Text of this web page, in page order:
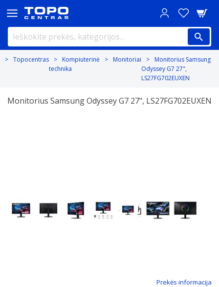
Topocentras
Kompiuterinė
technika
Monitoriai
Monitorius Samsung
Odyssey G7 27",
LS27FG702EUXEN
Monitorius Samsung Odyssey G7 27", LS27FG702EUXEN
Prekės informacija